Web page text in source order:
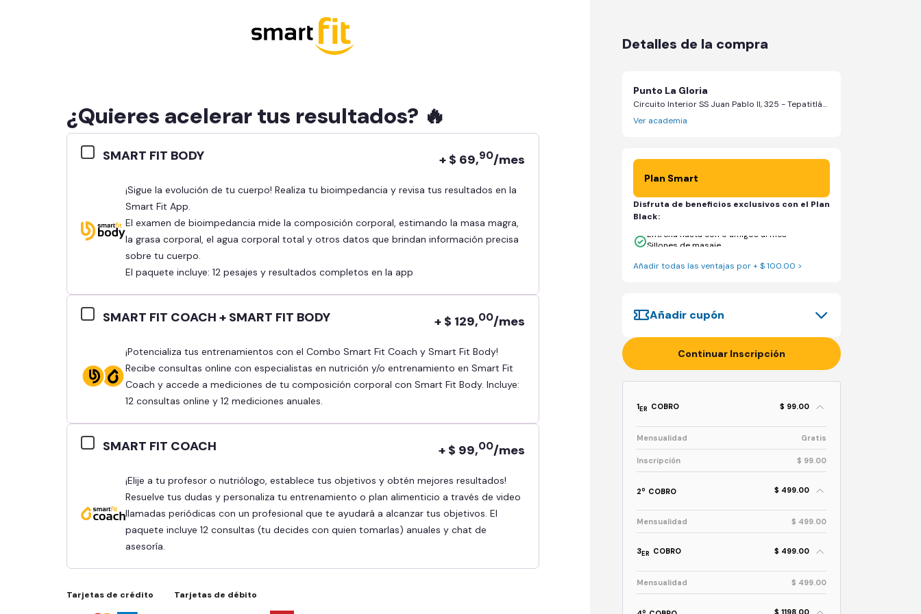
¿Quieres acelerar tus resultados? 🔥
SMART FIT BODY + $ 69,90/mes
¡Sigue la evolución de tu cuerpo! Realiza tu bioimpedancia y revisa tus resultados en la
Smart Fit App.
El examen de bioimpedancia mide la composición corporal, estimando la masa magra,
la grasa corporal, el agua corporal total y otros datos que brindan información precisa
sobre tu cuerpo.
El paquete incluye: 12 pesajes y resultados completos en la app
SMART FIT COACH + SMART FIT BODY + $ 129,00/mes
¡Potencializa tus entrenamientos con el Combo Smart Fit Coach y Smart Fit Body!
Recibe consultas online con especialistas en nutrición y/o entrenamiento en Smart Fit
Coach y accede a mediciones de tu composición corporal con Smart Fit Body. Incluye:
12 consultas online y 12 mediciones anuales.
SMART FIT COACH + $ 99,00/mes
¡Elije a tu profesor o nutriólogo, establece tus objetivos y obtén mejores resultados!
Resuelve tus dudas y personaliza tu entrenamiento o plan alimenticio a través de video
llamadas periódicas con un profesional que te ayudará a alcanzar tus objetivos. El
paquete incluye 12 consultas (tu decides con quien tomarlas) anuales y chat de
asesoría.
Tarjetas de crédito Tarjetas de débito
Detalles de la compra
Punto La Gloria
Circuito Interior SS Juan Pablo II, 325 - Tepatitlán de Morelos, Jalisco
Ver academia
Plan Smart
Disfruta de beneficios exclusivos con el Plan
Black:
Sillones de masaje
Añadir todas las ventajas por + $ 100.00 >
Añadir cupón
Continuar Inscripción
1ER COBRO $ 99.00
Mensualidad Gratis
Inscripción $ 99.00
2o COBRO $ 499.00
Mensualidad $ 499.00
3ER COBRO $ 499.00
Mensualidad $ 499.00
o